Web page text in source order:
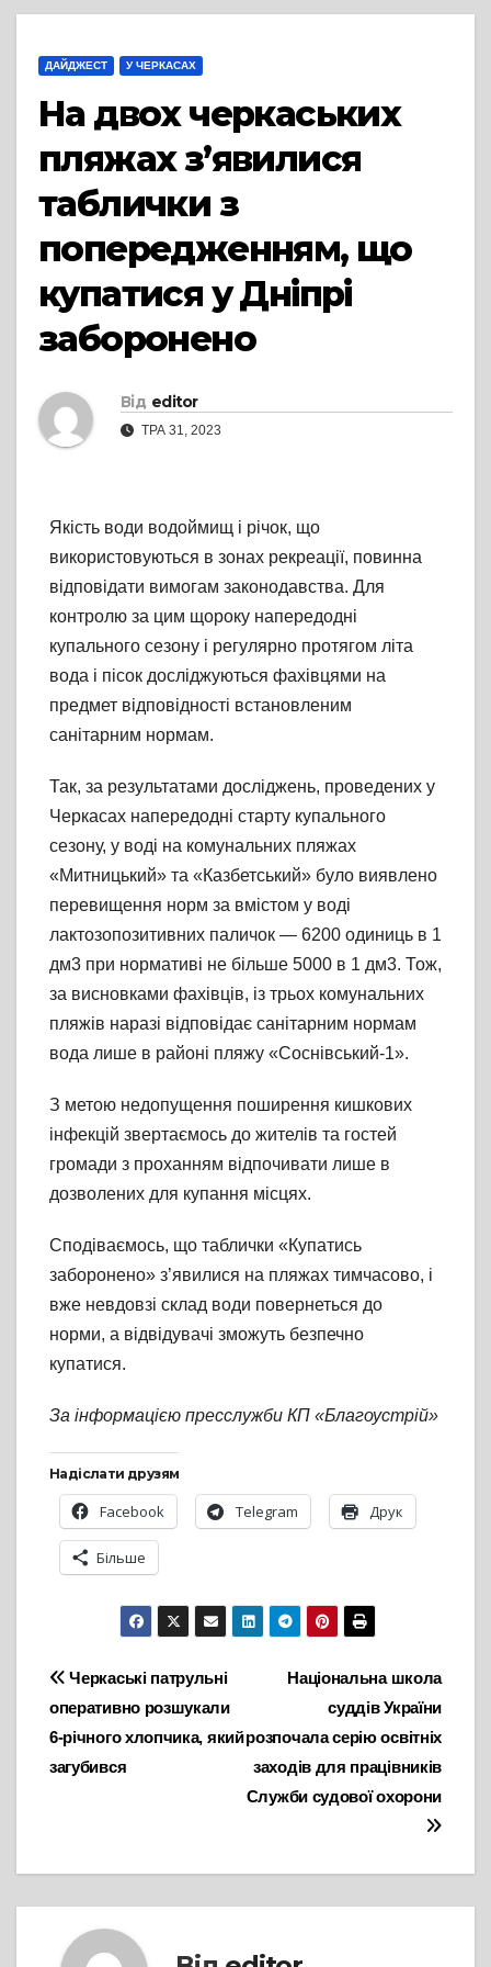
ДАЙДЖЕСТ У ЧЕРКАСАХ
На двох черкаських
пляжах з’явилися
таблички з
попередженням, що
купатися у Дніпрі
заборонено
Від editor
ТРА 31, 2023
Якість води водоймищ і річок, що
використовуються в зонах рекреації, повинна
відповідати вимогам законодавства. Для
контролю за цим щороку напередодні
купального сезону і регулярно протягом літа
вода і пісок досліджуються фахівцями на
предмет відповідності встановленим
санітарним нормам.
Так, за результатами досліджень, проведених у
Черкасах напередодні старту купального
сезону, у воді на комунальних пляжах
«Митницький» та «Казбетський» було виявлено
перевищення норм за вмістом у воді
лактозопозитивних паличок — 6200 одиниць в 1
дм3 при нормативі не більше 5000 в 1 дм3. Тож,
за висновками фахівців, із трьох комунальних
пляжів наразі відповідає санітарним нормам
вода лише в районі пляжу «Соснівський-1».
З метою недопущення поширення кишкових
інфекцій звертаємось до жителів та гостей
громади з проханням відпочивати лише в
дозволених для купання місцях.
Сподіваємось, що таблички «Купатись
заборонено» з’явилися на пляжах тимчасово, і
вже невдовзі склад води повернеться до
норми, а відвідувачі зможуть безпечно
купатися.
За інформацією пресслужби КП «Благоустрій»
Надіслати друзям
Facebook Telegram Друк
Більше
Навігація
записів
Національна школа
суддів України
розпочала серію освітніх
заходів для працівників
Служби судової охорони
Черкаські патрульні
оперативно розшукали
6-річного хлопчика, який
загубився